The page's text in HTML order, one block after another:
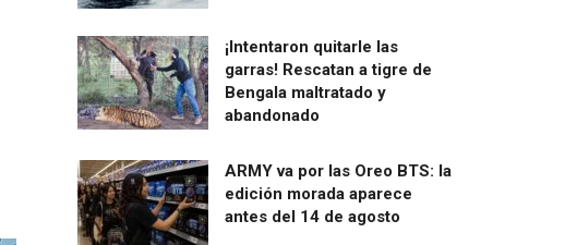
¡Intentaron quitarle las
garras! Rescatan a tigre de
Bengala maltratado y
abandonado
ARMY va por las Oreo BTS: la
edición morada aparece
antes del 14 de agosto